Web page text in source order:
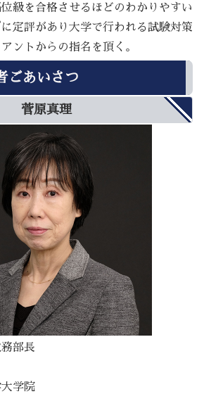
級を合格させるほどのわかりやすい
定評があり大学で行われる試験対策
ントからの指名を頂く。
ごあいさつ
菅原真理
部長
学院